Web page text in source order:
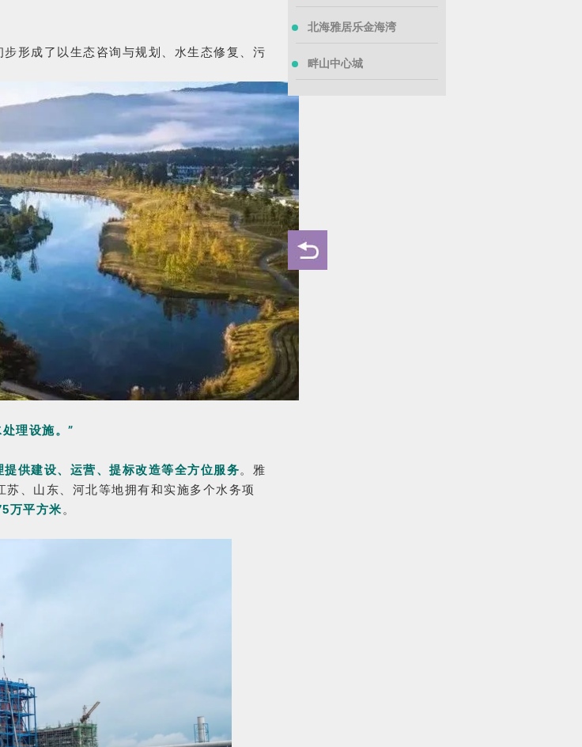
步形成了以生态咨询与规划、水生态修复、污
理设施。”
供建设、运营、提标改造等全方位服务。雅
、山东、河北等地拥有和实施多个水务项
万平方米 。
北海雅居乐金海湾
畔山中心城